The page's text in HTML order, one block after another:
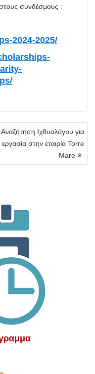
συνδέσμους :
2024-2025/
Αναζήτηση Ιχθυολόγου για
εργασία στην εταιρία Torre
Mare